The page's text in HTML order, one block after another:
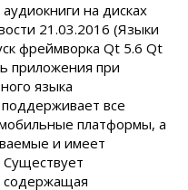
на дисках
21.03.2016 (Языки
фреймворка Qt 5.6 Qt
приложения при
языка
все
платформы, а
и имеет
содержащая